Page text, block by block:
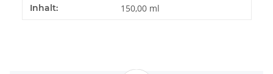
Produkteigenschaft
Wert
Inhalt: 150,00 ml